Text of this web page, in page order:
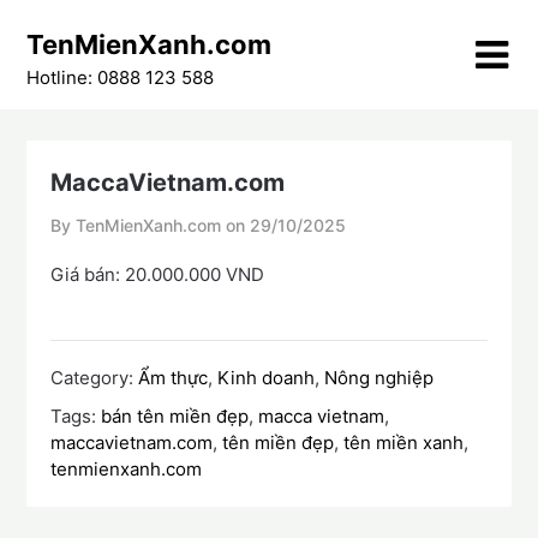
content
TenMienXanh.com
Hotline: 0888 123 588
MaccaVietnam.com
By TenMienXanh.com on 29/10/2025
Giá bán: 20.000.000 VND
Category: Ẩm thực, Kinh doanh, Nông nghiệp
Tags: bán tên miền đẹp, macca vietnam,
maccavietnam.com,tên miền đẹp,tên miền xanh,
tenmienxanh.com